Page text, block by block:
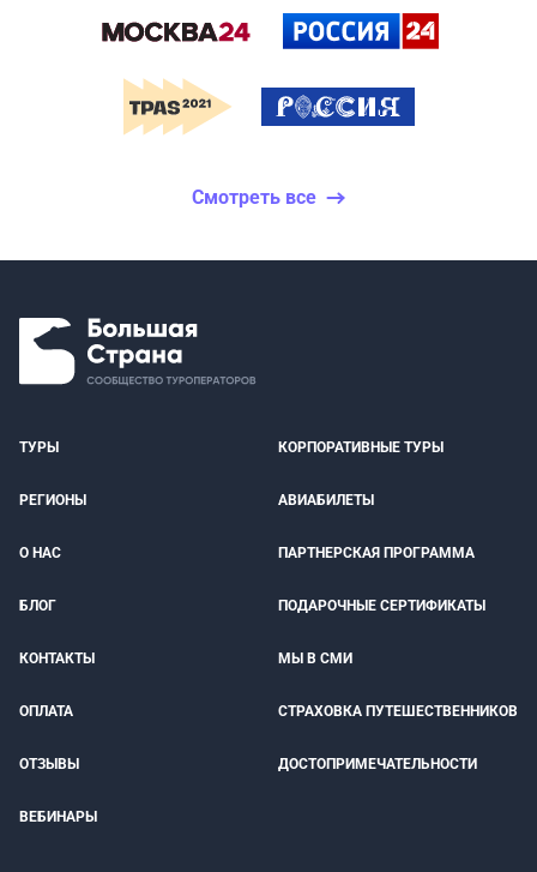
Смотреть все
ТУРЫ КОРПОРАТИВНЫЕ ТУРЫ
РЕГИОНЫ АВИАБИЛЕТЫ
О НАС ПАРТНЕРСКАЯ ПРОГРАММА
БЛОГ ПОДАРОЧНЫЕ СЕРТИФИКАТЫ
КОНТАКТЫ МЫ В СМИ
ОПЛАТА СТРАХОВКА ПУТЕШЕСТВЕННИКОВ
ОТЗЫВЫ ДОСТОПРИМЕЧАТЕЛЬНОСТИ
ВЕБИНАРЫ